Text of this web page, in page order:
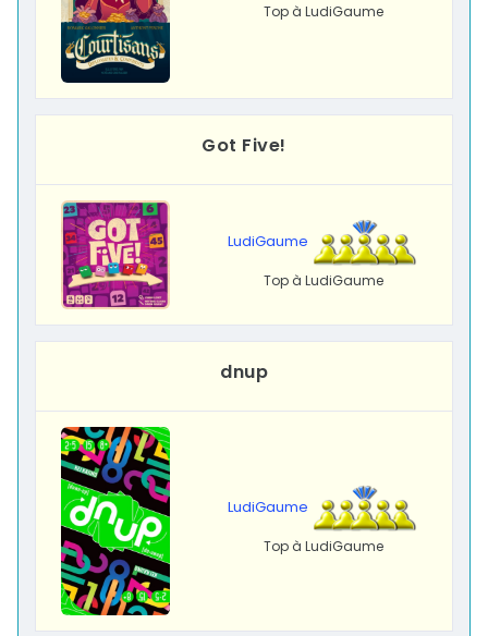
Top à LudiGaume
Got Five!
LudiGaume
Top à LudiGaume
dnup
LudiGaume
Top à LudiGaume